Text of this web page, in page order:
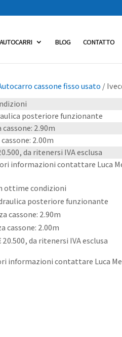
AUTOCARRI BLOG CONTATTO
cassone fisso usato /
posteriore funzionante
2.90m
2.00m
da ritenersi IVA esclusa
informazioni contattare Luca
ottime condizioni
posteriore funzionante
cassone: 2.90m
cassone: 2.00m
20.500, da ritenersi IVA esclusa
informazioni contattare Luca